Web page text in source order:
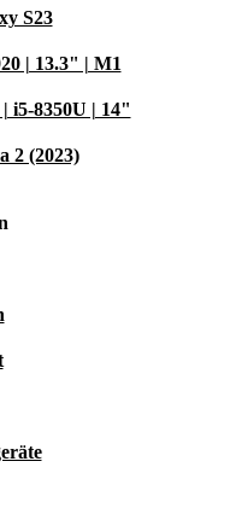
S23
| 13.3" | M1
i5-8350U | 14"
2 (2023)